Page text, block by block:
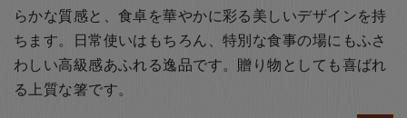
銀座夏野・箸長 について
こども和食器 小夏について
ご利用ガイド
らかな質感と、食卓を華やかに彩る美しいデザインを持
ちます。日常使いはもちろん、特別な食事の場にもふさ
わしい高級感あふれる逸品です。贈り物としても喜ばれ
る上質な箸です。